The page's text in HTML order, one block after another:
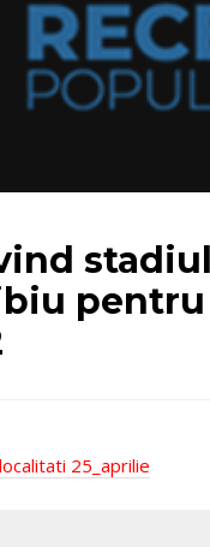
pentru
25_aprilie